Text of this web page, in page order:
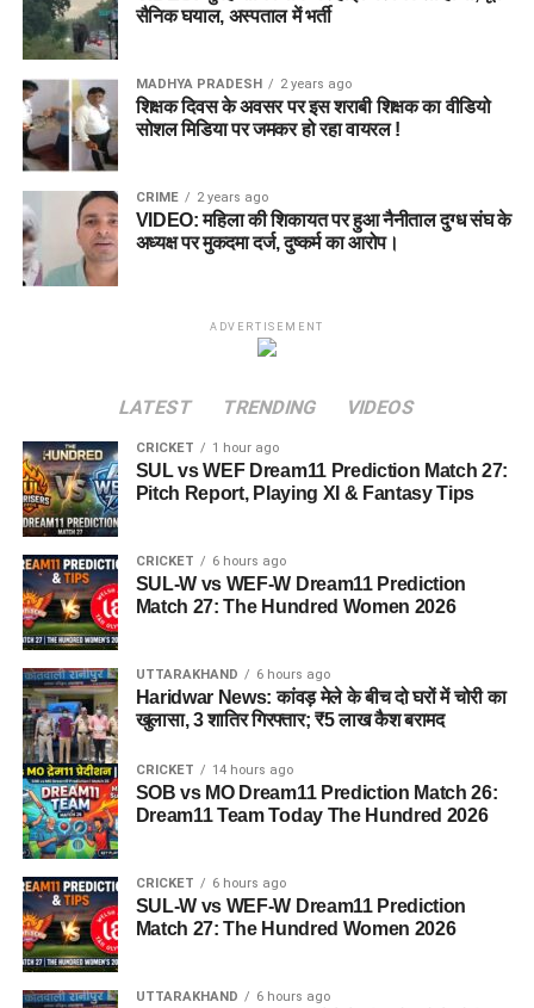
सैनिक घयाल, अस्पताल में भर्ती
MADHYA PRADESH 2 years ago
शिक्षक दिवस के अवसर पर इस शराबी शिक्षक का वीडियो
सोशल मिडिया पर जमकर हो रहा वायरल !
CRIME 2 years ago
VIDEO: महिला की शिकायत पर हुआ नैनीताल दुग्ध संघ के
अध्यक्ष पर मुकदमा दर्ज, दुष्कर्म का आरोप।
ADVERTISEMENT
LATEST TRENDING VIDEOS
CRICKET 1 hour ago
SUL vs WEF Dream11 Prediction Match 27:
Pitch Report, Playing XI & Fantasy Tips
CRICKET 6 hours ago
SUL-W vs WEF-W Dream11 Prediction
Match 27: The Hundred Women 2026
UTTARAKHAND 6 hours ago
Haridwar News: कांवड़ मेले के बीच दो घरों में चोरी का
खुलासा, 3 शातिर गिरफ्तार; ₹5 लाख कैश बरामद
CRICKET 14 hours ago
SOB vs MO Dream11 Prediction Match 26:
Dream11 Team Today The Hundred 2026
CRICKET 6 hours ago
SUL-W vs WEF-W Dream11 Prediction
Match 27: The Hundred Women 2026
UTTARAKHAND 6 hours ago